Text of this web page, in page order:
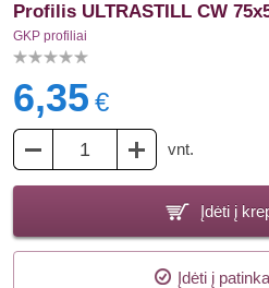
Profilis ULTRASTILL CW
GKP profiliai
6,35 €
vnt.
Įdėti į
Įdėti į